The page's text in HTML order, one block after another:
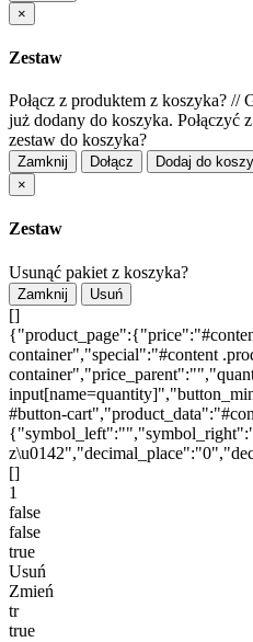
×
Zestaw
Połącz z produktem z koszyka? //
już dodany do koszyka. Połączyć
zestaw do koszyka?
Zamknij Dołącz
Dodaj do
×
Zestaw
Usunąć pakiet z koszyka?
Zamknij Usuń
[]
container","special":"#content
#button-
[]
1
false
false
true
Usuń
Zmień
tr
true